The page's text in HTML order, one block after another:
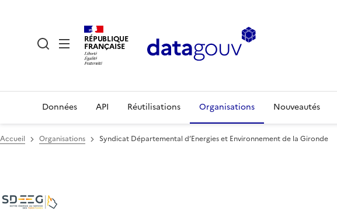
RÉPUBLIQUE
FRANÇAISE
Données API Réutilisations Organisations Nouveautés
Accueil Organisations Syndicat Départemental d’Energies et Environnement de la Gironde